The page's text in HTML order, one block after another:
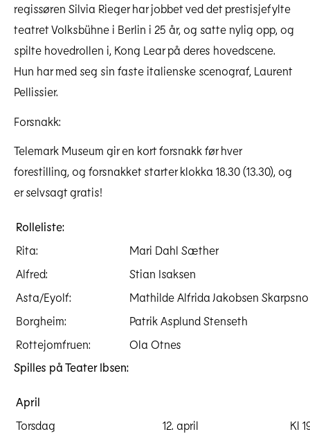
regissøren Silvia Rieger har jobbet ved det prestisjefylte
teatret Volksbühne i Berlin i 25 år, og satte nylig opp, og
spilte hovedrollen i, Kong Lear på deres hovedscene.
Hun har med seg sin faste italienske scenograf, Laurent
Pellissier.
Forsnakk:
Telemark Museum gir en kort forsnakk før hver
forestilling, og forsnakket starter klokka 18.30 (13.30), og
er selvsagt gratis!
Rolleliste:
Rita:
Mari Dahl Sæther
Alfred:
Stian Isaksen
Asta/Eyolf:
Mathilde Alfrida Jakobsen Skarpsno
Borgheim:
Patrik Asplund Stenseth
Rottejomfruen:
Ola Otnes
Spilles på Teater Ibsen:
April
Torsdag
12. april Kl